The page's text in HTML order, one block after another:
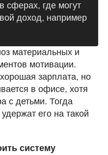
сферах, где могут
доход, например
материальных и
мотивации.
зарплата, но
в офисе, хотя
с детьми. Тогда
его на такой
систему